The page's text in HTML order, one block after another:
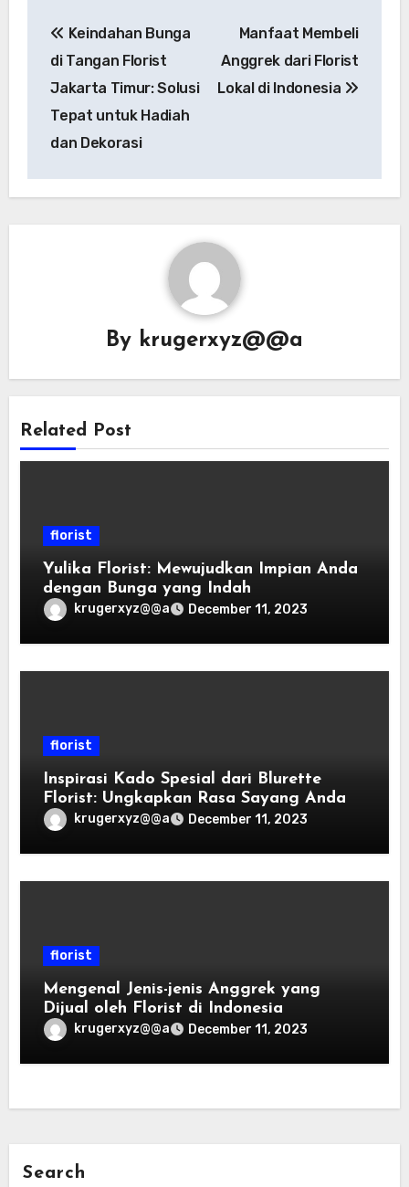
navigation
Keindahan Bunga
di Tangan Florist
Jakarta Timur: Solusi
Tepat untuk Hadiah
dan Dekorasi
Manfaat Membeli
Anggrek dari Florist
Lokal di Indonesia
By krugerxyz@@a
Related Post
florist
Yulika Florist: Mewujudkan Impian Anda
dengan Bunga yang Indah
krugerxyz@@a December 11, 2023
florist
Inspirasi Kado Spesial dari Blurette
Florist: Ungkapkan Rasa Sayang Anda
krugerxyz@@a December 11, 2023
florist
Mengenal Jenis-jenis Anggrek yang
Dijual oleh Florist di Indonesia
krugerxyz@@a December 11, 2023
Search